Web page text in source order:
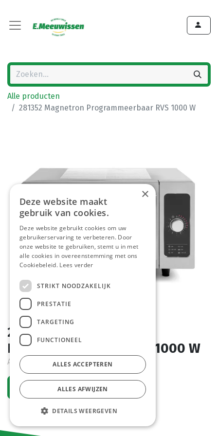
Alle producten
281352 Magnetron Programmeerbaar RVS 1000 W
281352 Magnetron
Programmeerbaar RVS 1000 W
Actief
Vraag een account aan
×
Deze website maakt
gebruik van cookies.
Deze website gebruikt cookies om uw
gebruikerservaring te verbeteren. Door
onze website te gebruiken, stemt u in met
alle cookies in overeenstemming met ons
Cookiebeleid. Lees verder
STRIKT NOODZAKELIJK
PRESTATIE
TARGETING
FUNCTIONEEL
ALLES ACCEPTEREN
ALLES AFWIJZEN
DETAILS WEERGEVEN